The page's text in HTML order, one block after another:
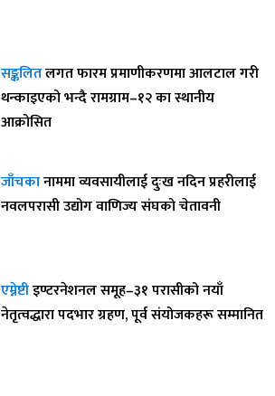
सङ्कलितलगत फारम प्रमाणीकरणमा आलटाल गरी
थन्काइएको भन्दै रामग्राम–१२ का स्थानीय
आक्रोसित
जाँचकानाममा व्यवसायीलाई दुःख नदिन प्रहरीलाई
नवलपरासी उद्योग वाणिज्य संघको चेतावनी
एम्नेष्टीइण्टरनेशनल समूह–३१ परासीको नयाँ
नेतृत्वद्धारा पदभार ग्रहण, पूर्व संयोजकहरू सम्मानित